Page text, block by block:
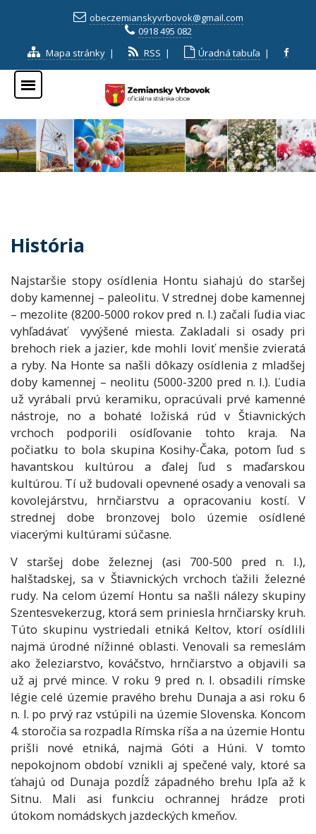
obeczemianskyvrbovok@gmail.com
0918 495 082
Mapa stránky | RSS | Úradná tabuľa |
História
Najstaršie stopy osídlenia Hontu siahajú do staršej
doby kamennej – paleolitu. V strednej dobe kamennej
– mezolite (8200-5000 rokov pred n. l.) začali ľudia viac
vyhľadávať vyvýšené miesta. Zakladali si osady pri
brehoch riek a jazier, kde mohli loviť menšie zvieratá
a ryby. Na Honte sa našli dôkazy osídlenia z mladšej
doby kamennej – neolitu (5000-3200 pred n. l.). Ľudia
už vyrábali prvú keramiku, opracúvali prvé kamenné
nástroje, no a bohaté ložiská rúd v Štiavnických
vrchoch podporili osídľovanie tohto kraja. Na
počiatku to bola skupina Kosihy-Čaka, potom ľud s
havantskou kultúrou a ďalej ľud s maďarskou
kultúrou. Tí už budovali opevnené osady a venovali sa
kovolejárstvu, hrnčiarstvu a opracovaniu kostí. V
strednej dobe bronzovej bolo územie osídlené
viacerými kultúrami súčasne.
V staršej dobe železnej (asi 700-500 pred n. l.),
halštadskej, sa v Štiavnických vrchoch ťažili železné
rudy. Na celom území Hontu sa našli nálezy skupiny
Szentesvekerzug, ktorá sem priniesla hrnčiarsky kruh.
Túto skupinu vystriedali etniká Keltov, ktorí osídlili
najmä úrodné nížinné oblasti. Venovali sa remeslám
ako železiarstvo, kováčstvo, hrnčiarstvo a objavili sa
už aj prvé mince. V roku 9 pred n. l. obsadili rímske
légie celé územie pravého brehu Dunaja a asi roku 6
n. l. po prvý raz vstúpili na územie Slovenska. Koncom
4. storočia sa rozpadla Rímska ríša a na územie Hontu
prišli nové etniká, najmä Góti a Húni. V tomto
nepokojnom období vznikli aj spečené valy, ktoré sa
ťahajú od Dunaja pozdĺž západného brehu Ipľa až k
Sitnu. Mali asi funkciu ochrannej hrádze proti
útokom nomádskych jazdeckých kmeňov.